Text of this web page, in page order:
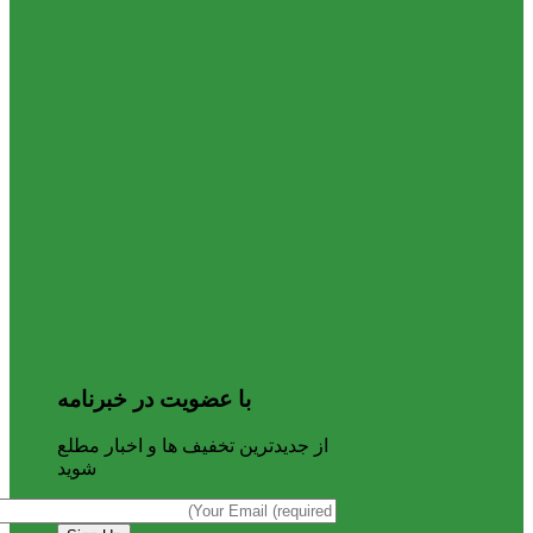
با عضویت در خبرنامه
از جدیدترین تخفیف ها و اخبار مطلع
شوید